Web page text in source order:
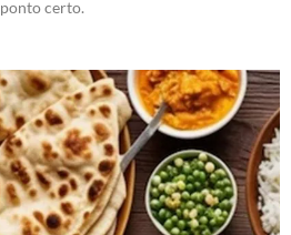
ponto certo.